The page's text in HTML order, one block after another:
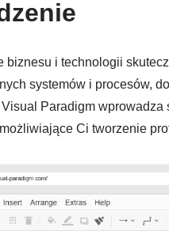
biznesu i technologii
systemów i procesów,
Paradigm
Ci tworzenie